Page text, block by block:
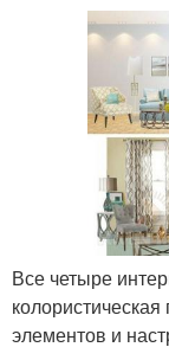
Все четыре
элементов и